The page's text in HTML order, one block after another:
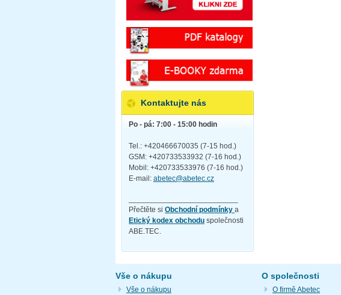
Kontaktujte nás
Po - pá: 7:00 - 15:00 hodin
Tel.: +420466670035 (7-15 hod.)
GSM: +420733533932 (7-16 hod.)
Mobil: +420733533976 (7-16 hod.)
E-mail: abetec@abetec.cz
Přečtěte si Obchodní podmínky a
Etický kodex obchodu společnosti
ABE.TEC.
Vše o nákupu
Vše o nákupu
O společnosti
O firmě Abetec